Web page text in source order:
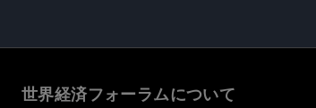
世界経済フォーラムについて